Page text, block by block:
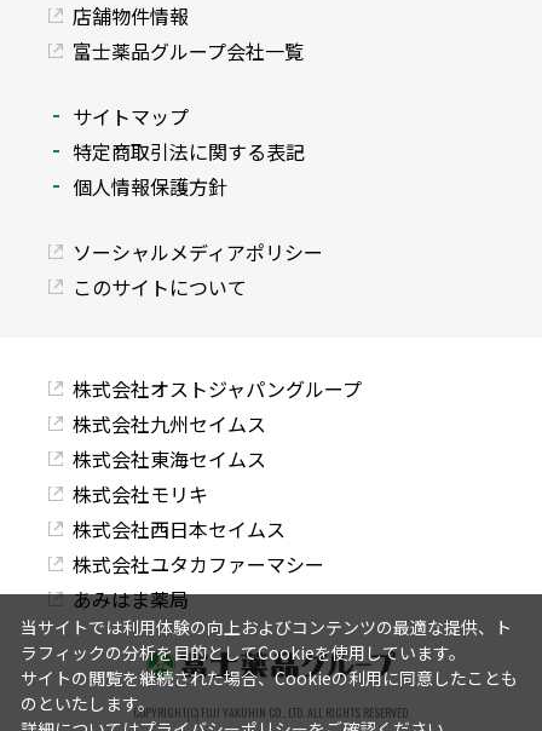
店舗物件情報
富士薬品グループ会社一覧
サイトマップ
特定商取引法に関する表記
個人情報保護方針
ソーシャルメディアポリシー
このサイトについて
株式会社オストジャパングループ
株式会社九州セイムス
株式会社東海セイムス
株式会社モリキ
株式会社西日本セイムス
株式会社ユタカファーマシー
あみはま薬局
COPYRIGHT(C) FUJI YAKUHIN CO., LTD. ALL RIGHTS RESERVED.
当サイトでは利用体験の向上およびコンテンツの最適な提供、ト
ラフィックの分析を目的としてCookieを使用しています。
サイトの閲覧を継続された場合、Cookieの利用に同意したことも
のといたします。